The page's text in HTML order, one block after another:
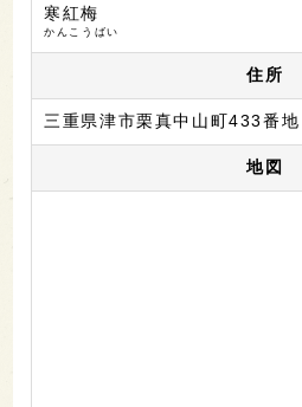
寒紅梅
かんこうばい
住所
三重県津市栗真中山町433番地
地図